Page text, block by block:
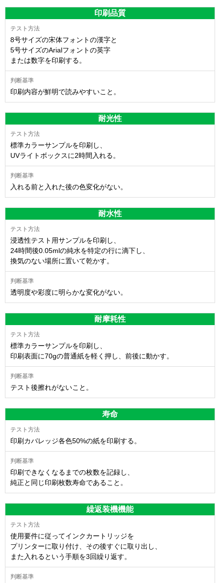
印刷品質
8号サイズの宋体フォントの漢字と
5号サイズのArialフォントの英字
または数字を印刷する。
印刷内容が鮮明で読みやすいこと。
耐光性
標準カラーサンプルを印刷し、
UVライトボックスに2時間入れる。
入れる前と入れた後の色変化がない。
耐水性
浸透性テスト用サンプルを印刷し、
24時間後0.05mlの純水を特定の行に滴下し、
換気のない場所に置いて乾かす。
透明度や彩度に明らかな変化がない。
耐摩耗性
標準カラーサンプルを印刷し、
印刷表面に70gの普通紙を軽く押し、前後に動かす。
テスト後擦れがないこと。
寿命
印刷カバレッジ各色50%の紙を印刷する。
印刷できなくなるまでの枚数を記録し、
純正と同じ印刷枚数寿命であること。
繰返装機機能
使用要件に従ってインクカートリッジを
プリンターに取り付け、その後すぐに取り出し、
また入れるという手順を3回繰り返す。